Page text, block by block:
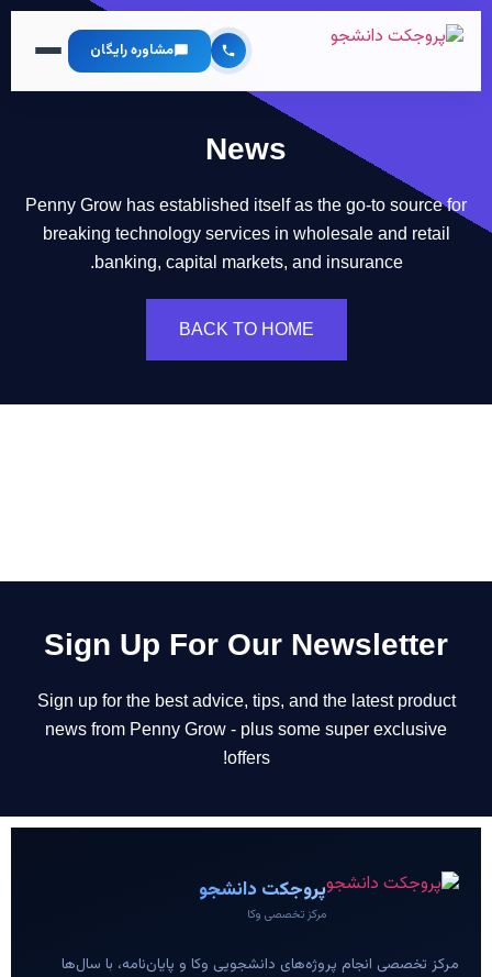
مشاوره رایگان
News
Penny Grow has established itself as the go-to source for
breaking technology services in wholesale and retail
banking, capital markets, and insurance.
BACK TO HOME
Sign Up For Our Newsletter
Sign up for the best advice, tips, and the latest product
news from Penny Grow - plus some super exclusive
offers!
پروجکت دانشجو
مرکز تخصصی وکا
مرکز تخصصی انجام پروژه‌های دانشجویی وکا و پایان‌نامه، با سال‌ها